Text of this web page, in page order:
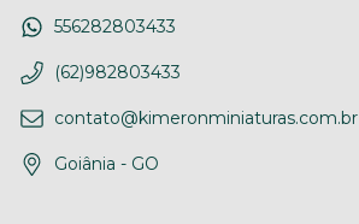
556282803433
(62)982803433
contato@kimeronminiaturas.com.br
Goiânia - GO